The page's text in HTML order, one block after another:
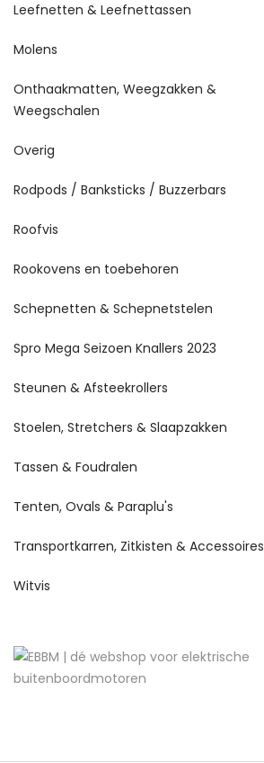
Leefnetten & Leefnettassen
Molens
Onthaakmatten, Weegzakken &
Weegschalen
Overig
Rodpods / Banksticks / Buzzerbars
Roofvis
Rookovens en toebehoren
Schepnetten & Schepnetstelen
Spro Mega Seizoen Knallers 2023
Steunen & Afsteekrollers
Stoelen, Stretchers & Slaapzakken
Tassen & Foudralen
Tenten, Ovals & Paraplu's
Transportkarren, Zitkisten & Accessoires
Witvis